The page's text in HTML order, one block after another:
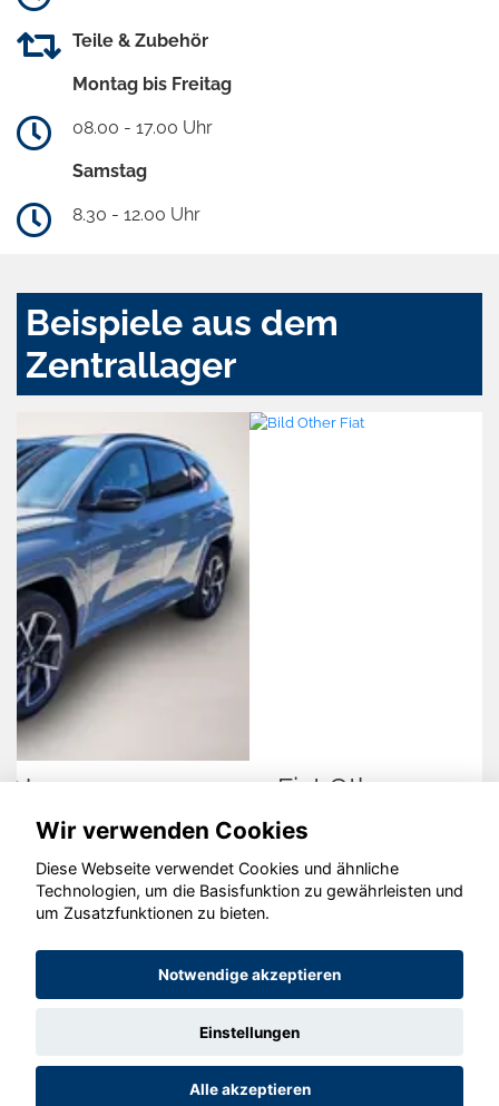
Teile & Zubehör
Montag bis Freitag
08.00 - 17.00 Uhr
Samstag
8.30 - 12.00 Uhr
Beispiele aus dem
Zentrallager
© konjunkturmotor.de GmbH 2020 - 2026
Wir verwenden Cookies
Diese Webseite verwendet Cookies und ähnliche
Technologien, um die Basisfunktion zu gewährleisten und
um Zusatzfunktionen zu bieten.
Notwendige akzeptieren
Einstellungen
Alle akzeptieren